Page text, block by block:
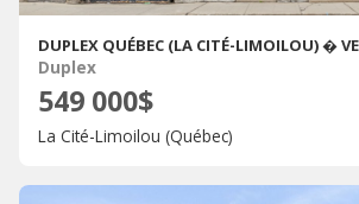
DUPLEX QUÉBEC (LA CITÉ-LIMOILOU) �
Duplex
549 000$
La Cité-Limoilou (Québec)